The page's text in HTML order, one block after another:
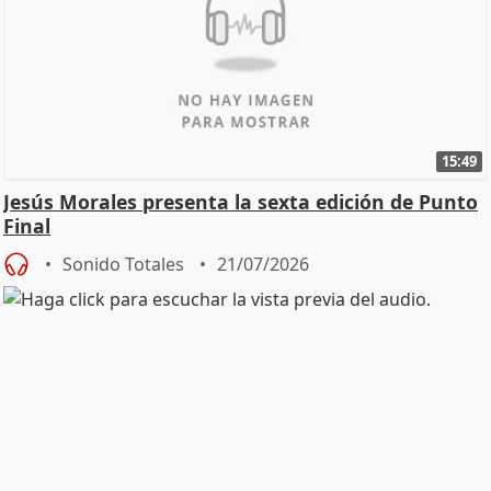
15:49
Jesús Morales presenta la sexta edición de Punto
Final
Sonido Totales 21/07/2026